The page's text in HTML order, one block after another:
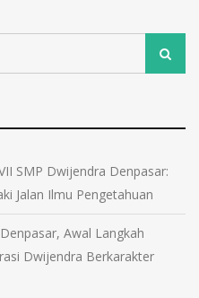
SMP Dwijendra Denpasar:
Jalan Ilmu Pengetahuan
Awal Langkah
Dwijendra Berkarakter